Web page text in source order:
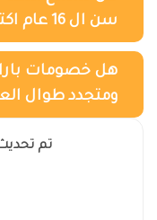
سن ال 16 عام اكتشاف ألعابها؟
هل خصومات
ومتجدد طوال
تم